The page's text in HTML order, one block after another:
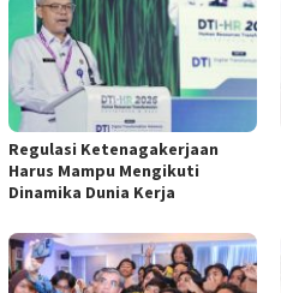
Regulasi Ketenagakerjaan
Harus Mampu Mengikuti
Dinamika Dunia Kerja